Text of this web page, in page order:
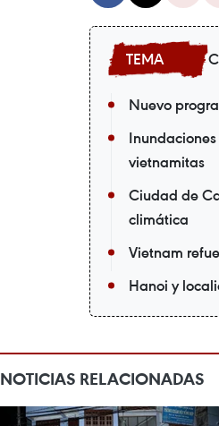
Nuevo
vietnamitas
Ciudad de
climática
Vietnam
Hanoi y
NOTICIAS RELACIONADAS